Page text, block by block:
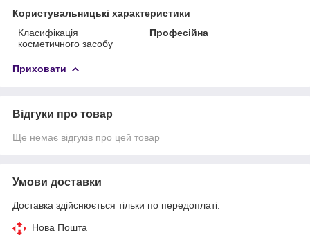
Користувальницькі характеристики
Класифікація
косметичного засобу
Професійна
Приховати
Відгуки про товар
Ще немає відгуків про цей товар
Умови доставки
Доставка здійснюється тільки по передоплаті.
Нова Пошта